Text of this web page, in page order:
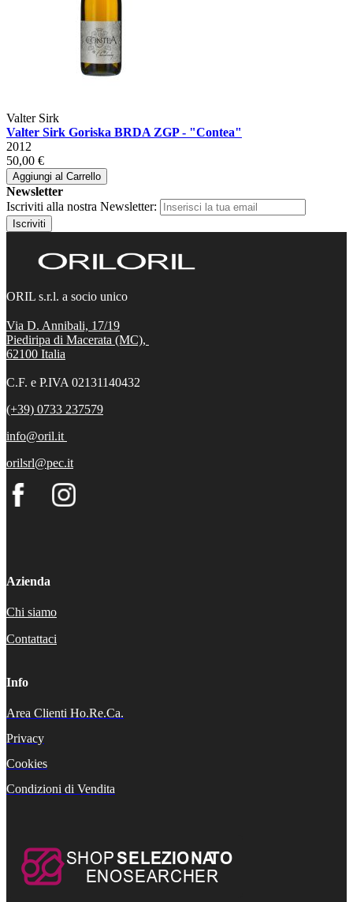
Valter Sirk
Valter Sirk Goriska BRDA ZGP - "Contea"
2012
50,00 €
Aggiungi al Carrello
Newsletter
Iscriviti alla nostra Newsletter:
Iscriviti
ORIL s.r.l. a socio unico
Via D. Annibali, 17/19
Piediripa di Macerata (MC),
62100 Italia
C.F. e P.IVA 02131140432
(+39) 0733 237579
info@oril.it
orilsrl@pec.it
Azienda
Chi siamo
Contattaci
Info
Area Clienti Ho.Re.Ca.
Privacy
Cookies
Condizioni di Vendita